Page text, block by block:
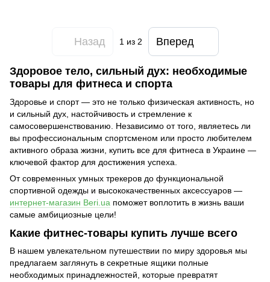
Назад 1из 2 Вперед
Здоровое тело, сильный дух: необходимые
товары для фитнеса и спорта
Здоровье и спорт — это не только физическая активность, но
и сильный дух, настойчивость и стремление к
самосовершенствованию. Независимо от того, являетесь ли
вы профессиональным спортсменом или просто любителем
активного образа жизни, купить все для фитнеса в Украине —
ключевой фактор для достижения успеха.
От современных умных трекеров до функциональной
спортивной одежды и высококачественных аксессуаров —
интернет-магазин Beri.ua поможет воплотить в жизнь ваши
самые амбициозные цели!
Какие фитнес-товары купить лучше всего
В нашем увлекательном путешествии по миру здоровья мы
предлагаем заглянуть в секретные ящики полные
необходимых принадлежностей, которые превратят